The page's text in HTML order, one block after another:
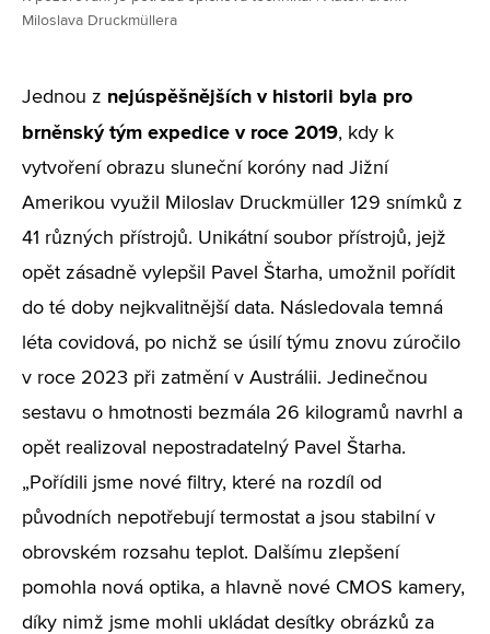
Miloslava Druckmüllera
Jednou z nejúspěšnějších v historii byla pro
brněnský tým expedice v roce 2019, kdy k
vytvoření obrazu sluneční koróny nad Jižní
Amerikou využil Miloslav Druckmüller 129 snímků z
41 různých přístrojů. Unikátní soubor přístrojů, jejž
opět zásadně vylepšil Pavel Štarha, umožnil pořídit
do té doby nejkvalitnější data. Následovala temná
léta covidová, po nichž se úsilí týmu znovu zúročilo
v roce 2023 při zatmění v Austrálii. Jedinečnou
sestavu o hmotnosti bezmála 26 kilogramů navrhl a
opět realizoval nepostradatelný Pavel Štarha.
„Pořídili jsme nové filtry, které na rozdíl od
původních nepotřebují termostat a jsou stabilní v
obrovském rozsahu teplot. Dalšímu zlepšení
pomohla nová optika, a hlavně nové CMOS kamery,
díky nimž jsme mohli ukládat desítky obrázků za